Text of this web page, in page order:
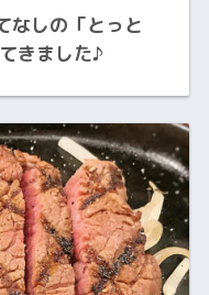
なしの「とっと
きました♪